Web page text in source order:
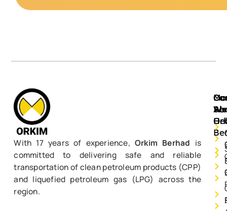
With 17 years of experience,Orkim Berhad is
committed to delivering safe and reliable
transportation of clean petroleum products (CPP)
and liquefied petroleum gas (LPG) across the
region.
We